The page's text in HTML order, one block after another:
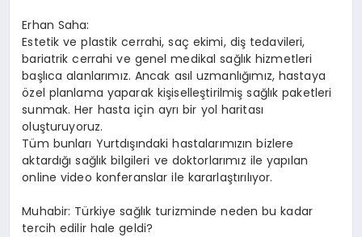
Erhan Saha:
Estetik ve plastik cerrahi, saç ekimi, diş tedavileri,
bariatrik cerrahi ve genel medikal sağlık hizmetleri
başlıca alanlarımız. Ancak asıl uzmanlığımız, hastaya
özel planlama yaparak kişiselleştirilmiş sağlık paketleri
sunmak. Her hasta için ayrı bir yol haritası
oluşturuyoruz.
Tüm bunları Yurtdışındaki hastalarımızın bizlere
aktardığı sağlık bilgileri ve doktorlarımız ile yapılan
online video konferanslar ile kararlaştırılıyor.
Muhabir: Türkiye sağlık turizminde neden bu kadar
tercih edilir hale geldi?